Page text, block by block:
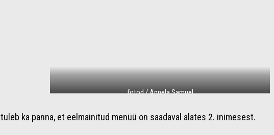
fotod / Annela Samuel
ka panna, et eelmainitud menüü on saadaval alates 2. inimesest.